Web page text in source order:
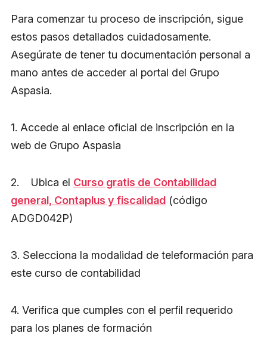
Para comenzar tu proceso de inscripción, sigue
estos pasos detallados cuidadosamente.
Asegúrate de tener tu documentación personal a
mano antes de acceder al portal del Grupo
Aspasia.
1. Accede al enlace oficial de inscripción en la
web de Grupo Aspasia
2. Ubica el Curso gratis de Contabilidad
general, Contaplus y fiscalidad (código
ADGD042P)
3. Selecciona la modalidad de teleformación para
este curso de contabilidad
4. Verifica que cumples con el perfil requerido
para los planes de formación